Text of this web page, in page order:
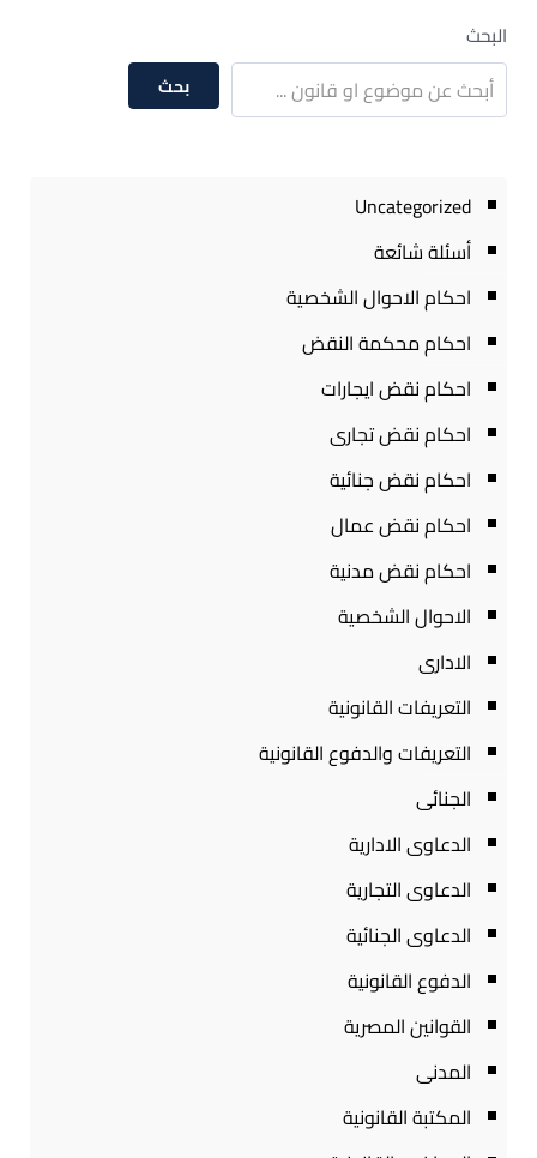
البحث
بحث
Uncategorized
أسئلة شائعة
احكام الاحوال الشخصية
احكام محكمة النقض
احكام نقض ايجارات
احكام نقض تجارى
احكام نقض جنائية
احكام نقض عمال
احكام نقض مدنية
الاحوال الشخصية
الادارى
التعريفات القانونية
التعريفات والدفوع القانونية
الجنائى
الدعاوى الادارية
الدعاوى التجارية
الدعاوى الجنائية
الدفوع القانونية
القوانين المصرية
المدنى
المكتبة القانونية